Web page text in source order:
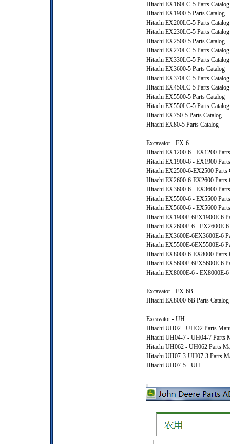
Hitachi EX160LC-5 Parts Catalog
Hitachi EX1900-5 Parts Catalog
Hitachi EX200LC-5 Parts Catalog
Hitachi EX230LC-5 Parts Catalog
Hitachi EX2500-5 Parts Catalog
Hitachi EX270LC-5 Parts Catalog
Hitachi EX330LC-5 Parts Catalog
Hitachi EX3600-5 Parts Catalog
Hitachi EX370LC-5 Parts Catalog
Hitachi EX450LC-5 Parts Catalog
Hitachi EX5500-5 Parts Catalog
Hitachi EX550LC-5 Parts Catalog
Hitachi EX750-5 Parts Catalog
Hitachi EX80-5 Parts Catalog
Excavator - EX-6
Hitachi EX1200-6 - EX1200
Hitachi EX1900-6 - EX1900
Hitachi EX2500-6-EX2500 Parts
Hitachi EX2600-6-EX2600 Parts
Hitachi EX3600-6 - EX3600
Hitachi EX5500-6 - EX5500
Hitachi EX5600-6 - EX5600
Hitachi EX1900E-6EX1900E-6
Hitachi EX2600E-6 - EX2600E-6
Hitachi EX3600E-6EX3600E-6
Hitachi EX5500E-6EX5500E-6
Hitachi EX8000-6-EX8000 Parts
Hitachi EX5600E-6EX5600E-6
Hitachi EX8000E-6 - EX8000E-6
Excavator - EX-6B
Hitachi EX8000-6B Parts Catalog
Excavator - UH
Hitachi UH02 - UHO2 Parts
Hitachi UH04-7 - UH04-7 Parts
Hitachi UH062 - UH062 Parts
Hitachi UH07-3-UH07-3 Parts
Hitachi UH07-5 - UH